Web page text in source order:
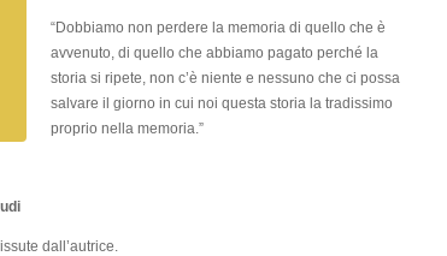
“Dobbiamo non perdere la memoria di quello che è
avvenuto, di quello che abbiamo pagato perché la
storia si ripete, non c’è niente e nessuno che ci possa
salvare il giorno in cui noi questa storia la tradissimo
proprio nella memoria.”
dall’autrice.